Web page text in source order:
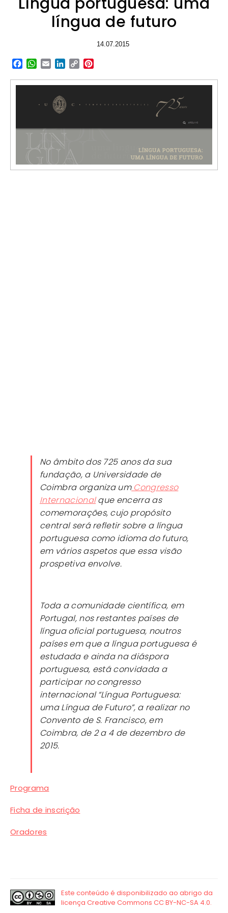
língua de futuro
14.07.2015
Facebook
WhatsApp
EmailLinkedIn
Copy
No âmbito dos 725 anos da sua
fundação, a Universidade de
Coimbra organiza umCongresso
Internacionalque encerra as
comemorações, cujo propósito
central será refletir sobre a língua
portuguesa como idioma do futuro,
em vários aspetos que essa visão
prospetiva envolve.
Toda a comunidade científica, em
Portugal, nos restantes países de
língua oficial portuguesa, noutros
países em que a língua portuguesa é
estudada e ainda na diáspora
portuguesa, está convidada a
participar no congresso
internacional “Língua Portuguesa:
uma Língua de Futuro”, a realizar no
Convento de S. Francisco, em
Coimbra, de 2 a 4 de dezembro de
2015.
Programa
Ficha de inscrição
Oradores